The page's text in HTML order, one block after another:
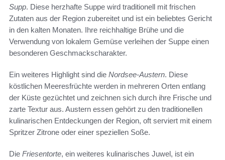
Supp. Diese herzhafte Suppe wird traditionell mit frischen
Zutaten aus der Region zubereitet und ist ein beliebtes Gericht
in den kalten Monaten. Ihre reichhaltige Brühe und die
Verwendung von lokalem Gemüse verleihen der Suppe einen
besonderen Geschmackscharakter.
Ein weiteres Highlight sind die Nordsee-Austern. Diese
köstlichen Meeresfrüchte werden in mehreren Orten entlang
der Küste gezüchtet und zeichnen sich durch ihre Frische und
zarte Textur aus. Austern essen gehört zu den traditionellen
kulinarischen Entdeckungen der Region, oft serviert mit einem
Spritzer Zitrone oder einer speziellen Soße.
Die Friesentorte, ein weiteres kulinarisches Juwel, ist ein